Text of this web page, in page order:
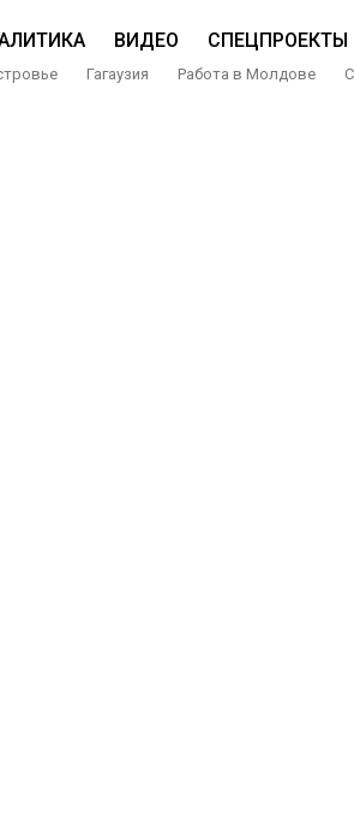
ВИДЕО СПЕЦПРОЕКТЫ
Гагаузия Работа в Молдове